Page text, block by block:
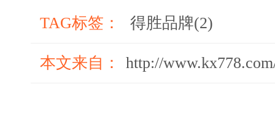
得胜四川省经销商大会暨音响技术研讨会
TAG标签： 得胜品牌(2)
本文来自： http://